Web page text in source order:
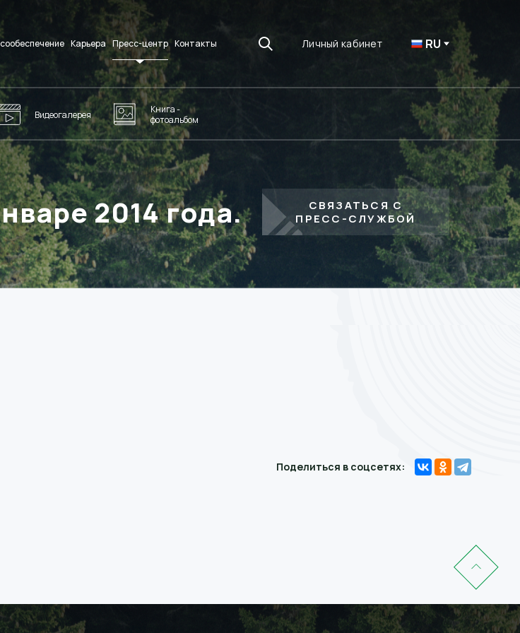
Карьера Пресс-центр Контакты Личный кабинет RU
Видеогалерея
Книга -
фотоальбом
2014 года.
СВЯЗАТЬСЯ С
ПРЕСС-СЛУЖБОЙ
Поделиться в соцсетях: